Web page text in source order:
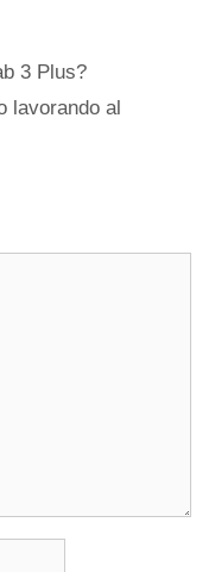
3 Plus?
lavorando al